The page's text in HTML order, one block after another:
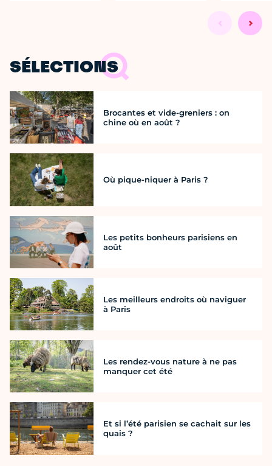
SÉLECTIONS
Brocantes et vide-greniers : on
chine où en août ?
Où pique-niquer à Paris ?
Les petits bonheurs parisiens en
août
Les meilleurs endroits où naviguer
à Paris
Les rendez-vous nature à ne pas
manquer cet été
Et si l’été parisien se cachait sur les
quais ?